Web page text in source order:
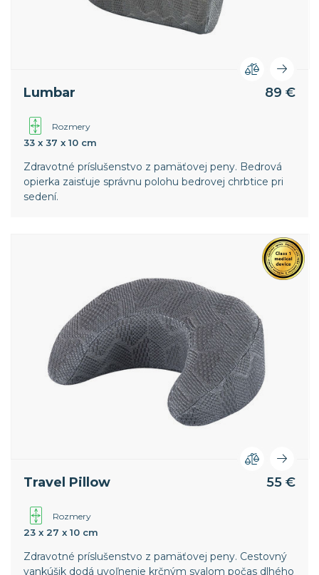
Lumbar 89 €
Rozmery
33 x 37 x 10 cm
Zdravotné príslušenstvo z pamäťovej peny. Bedrová
opierka zaisťuje správnu polohu bedrovej chrbtice pri
sedení.
Travel Pillow 55 €
Rozmery
23 x 27 x 10 cm
Zdravotné príslušenstvo z pamäťovej peny. Cestovný
vankúšik dodá uvoľnenie krčným svalom počas dlhého